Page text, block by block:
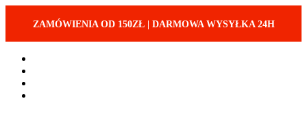
ZAMÓWIENIA OD 150ZŁ| DARMOWA WYSYŁKA 24H